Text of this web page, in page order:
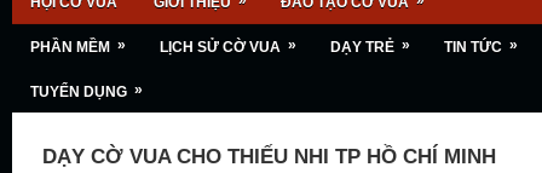
PHẦN MỀM » LỊCH SỬ CỜ VUA » DẠY TRẺ » TIN TỨC »
TUYỂN DỤNG »
DẠY CỜ VUA CHO THIẾU NHI TP HỒ CHÍ MINH